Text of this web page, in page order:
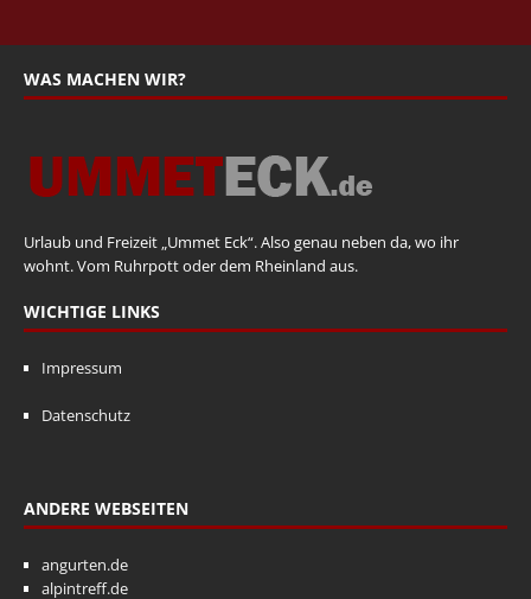
WAS MACHEN WIR?
Urlaub und Freizeit „Ummet Eck“. Also genau neben da, wo ihr
wohnt. Vom Ruhrpott oder dem Rheinland aus.
WICHTIGE LINKS
Impressum
Datenschutz
ANDERE WEBSEITEN
angurten.de
alpintreff.de